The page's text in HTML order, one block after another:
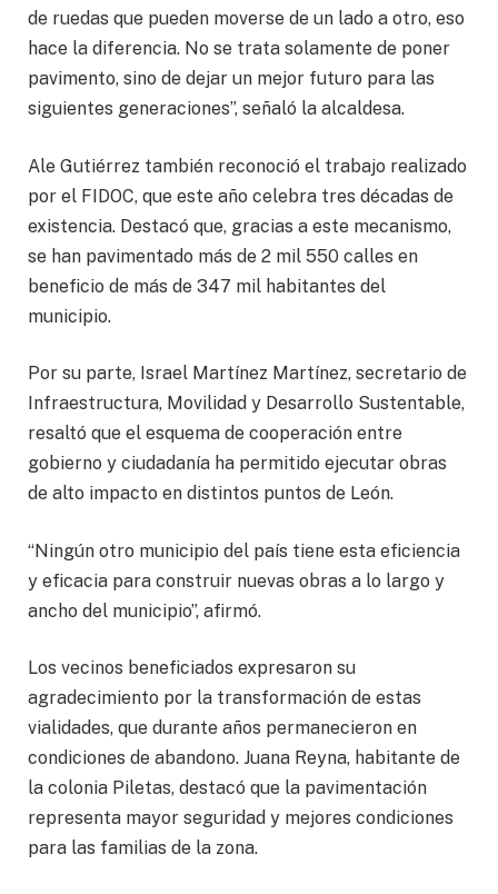
de ruedas que pueden moverse de un lado a otro, eso
hace la diferencia. No se trata solamente de poner
pavimento, sino de dejar un mejor futuro para las
siguientes generaciones”, señaló la alcaldesa.
Ale Gutiérrez también reconoció el trabajo realizado
por el FIDOC, que este año celebra tres décadas de
existencia. Destacó que, gracias a este mecanismo,
se han pavimentado más de 2 mil 550 calles en
beneficio de más de 347 mil habitantes del
municipio.
Por su parte, Israel Martínez Martínez, secretario de
Infraestructura, Movilidad y Desarrollo Sustentable,
resaltó que el esquema de cooperación entre
gobierno y ciudadanía ha permitido ejecutar obras
de alto impacto en distintos puntos de León.
“Ningún otro municipio del país tiene esta eficiencia
y eficacia para construir nuevas obras a lo largo y
ancho del municipio”, afirmó.
Los vecinos beneficiados expresaron su
agradecimiento por la transformación de estas
vialidades, que durante años permanecieron en
condiciones de abandono. Juana Reyna, habitante de
la colonia Piletas, destacó que la pavimentación
representa mayor seguridad y mejores condiciones
para las familias de la zona.